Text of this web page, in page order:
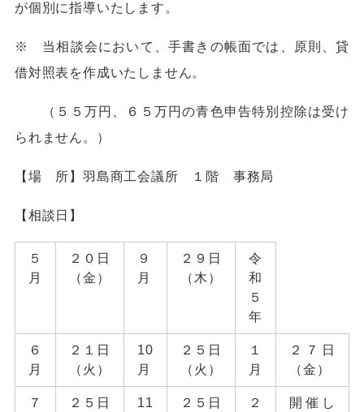
が個別に指導いたします。
※ 当相談会において、手書きの帳面では、原則、貸
借対照表を作成いたしません。
（５５万円、６５万円の青色申告特別控除は受け
られません。）
【場 所】羽島商工会議所 １階 事務局
【相談日】
５
月
２０日
（金）
９
月
２９日
（木）
令
和
５
年
６
月
２１日
（火）
10
月
２５日
（火）
１
月
２７日
（金）
７
２５日
11
２５日
２
開催し